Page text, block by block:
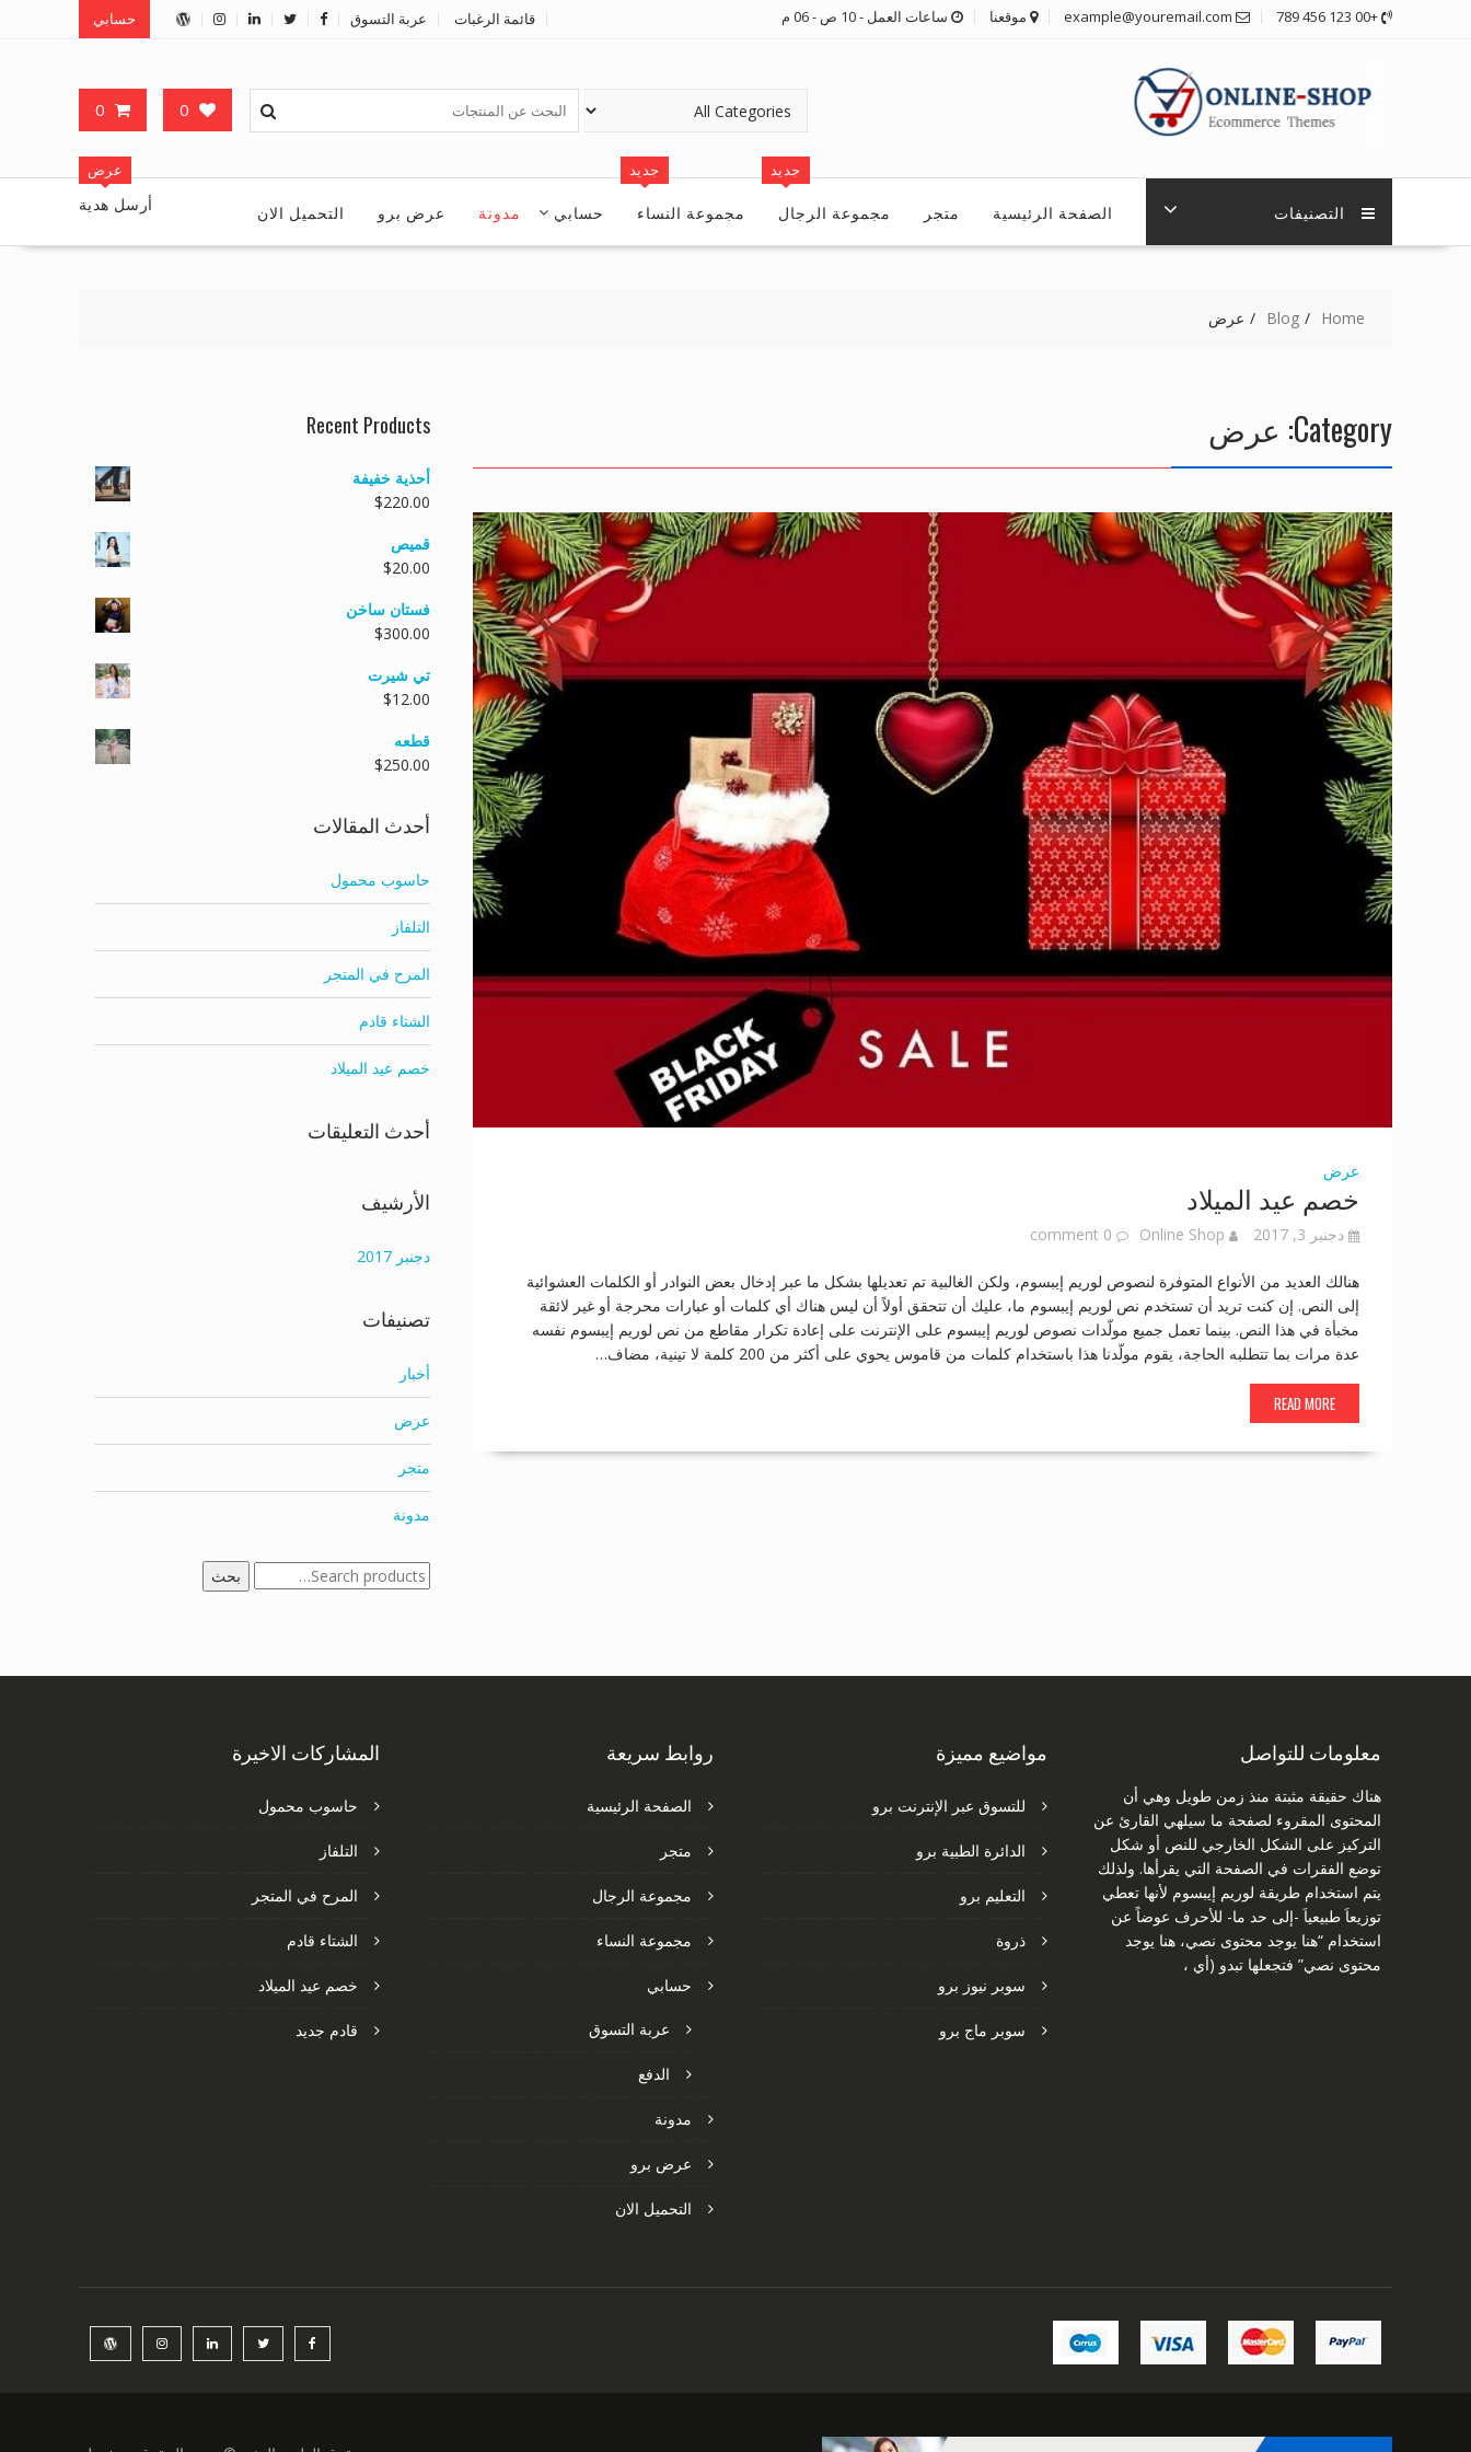
+00 123 456 789
example@youremail.com موقعنا ساعات العمل - 10 ص - 06 م قائمة الرغبات عربة التسوق حسابي
0
0
التصنيفات الصفحة الرئيسية متجر مجموعة الرجال
جديد
مجموعة النساء
جديد
حسابي مدونة عرض برو التحميل الان
عرض
أرسل هدية
Home
Blog عرض
Category: عرض
عرض
خصم عيد الميلاد
دجنبر 3, 2017 Online Shop
0 comment
هنالك العديد من الأنواع المتوفرة لنصوص لوريم إيبسوم، ولكن الغالبية تم تعديلها بشكل ما عبر إدخال بعض النوادر أو الكلمات العشوائية
إلى النص. إن كنت تريد أن تستخدم نص لوريم إيبسوم ما، عليك أن تتحقق أولاً أن ليس هناك أي كلمات أو عبارات محرجة أو غير لائقة
مخبأة في هذا النص. بينما تعمل جميع مولّدات نصوص لوريم إيبسوم على الإنترنت على إعادة تكرار مقاطع من نص لوريم إيبسوم نفسه
عدة مرات بما تتطلبه الحاجة، يقوم مولّدنا هذا باستخدام كلمات من قاموس يحوي على أكثر من 200 كلمة لا تينية، مضاف…
READ MORE
Recent Products
أحذية خفيفة
$220.00
قميص
$20.00
فستان ساخن
$300.00
تي شيرت
$12.00
قطعه
$250.00
أحدث المقالات
حاسوب محمول
التلفاز
المرح في المتجر
الشتاء قادم
خصم عيد الميلاد
أحدث التعليقات
الأرشيف
دجنبر 2017
تصنيفات
أخبار
عرض
متجر
مدونة
البحث
عن:
بحث
معلومات للتواصل
هناك حقيقة مثبتة منذ زمن طويل وهي أن
المحتوى المقروء لصفحة ما سيلهي القارئ عن
التركيز على الشكل الخارجي للنص أو شكل
توضع الفقرات في الصفحة التي يقرأها. ولذلك
يتم استخدام طريقة لوريم إيبسوم لأنها تعطي
توزيعاَ طبيعياَ -إلى حد ما- للأحرف عوضاً عن
استخدام “هنا يوجد محتوى نصي، هنا يوجد
محتوى نصي” فتجعلها تبدو (أي ،
مواضيع مميزة
للتسوق عبر الإنترنت برو
الدائرة الطبية برو
التعليم برو
ذروة
سوبر نيوز برو
سوبر ماج برو
روابط سريعة
الصفحة الرئيسية
متجر
مجموعة الرجال
مجموعة النساء
حسابي
عربة التسوق
الدفع
مدونة
عرض برو
التحميل الان
المشاركات الاخيرة
حاسوب محمول
التلفاز
المرح في المتجر
الشتاء قادم
خصم عيد الميلاد
قادم جديد